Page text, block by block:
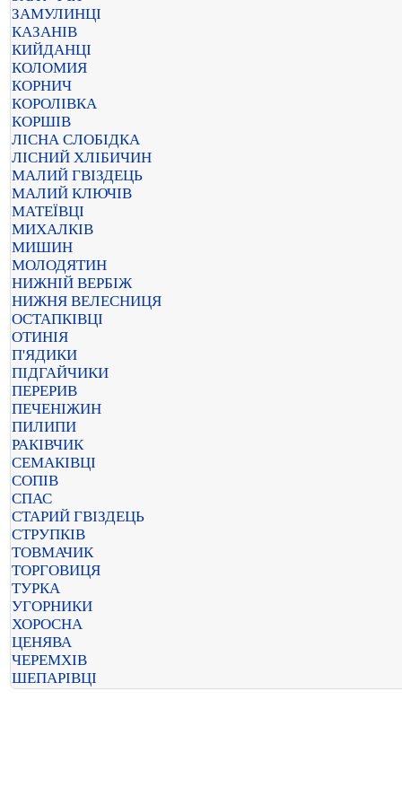
ЗАМУЛИНЦІ
КАЗАНІВ
КИЙДАНЦІ
КОЛОМИЯ
КОРНИЧ
КОРОЛІВКА
КОРШІВ
ЛІСНА СЛОБІДКА
ЛІСНИЙ ХЛІБИЧИН
МАЛИЙ ГВІЗДЕЦЬ
МАЛИЙ КЛЮЧІВ
МАТЕЇВЦІ
МИХАЛКІВ
МИШИН
МОЛОДЯТИН
НИЖНІЙ ВЕРБІЖ
НИЖНЯ ВЕЛЕСНИЦЯ
ОСТАПКІВЦІ
ОТИНІЯ
П'ЯДИКИ
ПІДГАЙЧИКИ
ПЕРЕРИВ
ПЕЧЕНІЖИН
ПИЛИПИ
РАКІВЧИК
СЕМАКІВЦІ
СОПІВ
СПАС
СТАРИЙ ГВІЗДЕЦЬ
СТРУПКІВ
ТОВМАЧИК
ТОРГОВИЦЯ
ТУРКА
УГОРНИКИ
ХОРОСНА
ЦЕНЯВА
ЧЕРЕМХІВ
ШЕПАРІВЦІ